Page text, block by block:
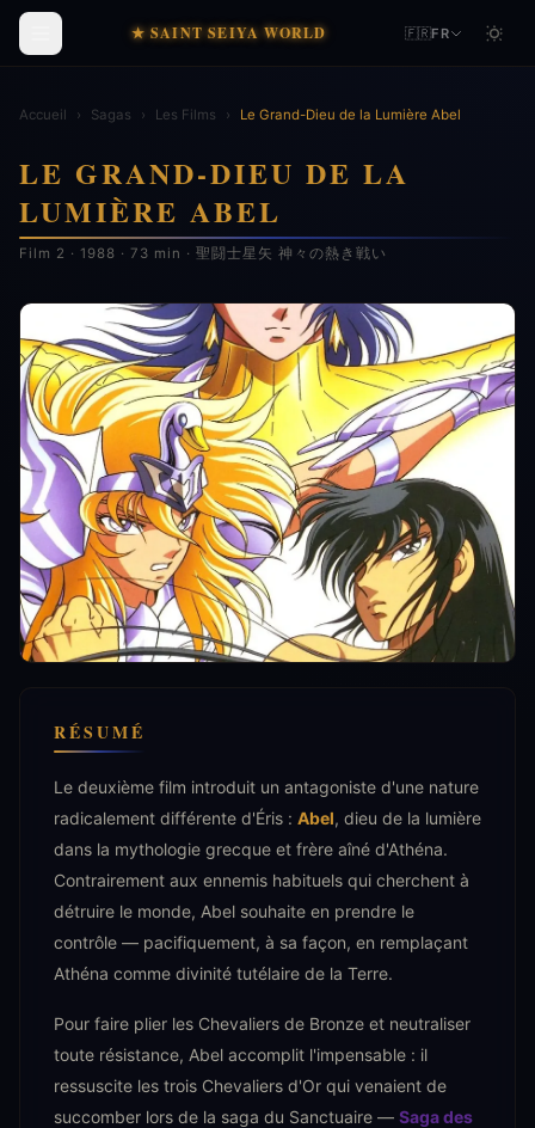
★ SAINT SEIYA WORLD 🇫🇷FR
Accueil › Sagas › Les Films › Le Grand-Dieu de la Lumière Abel
LE GRAND-DIEU DE LA
LUMIÈRE ABEL
Film 2 · 1988 · 73 min · 聖闘士星矢 神々の熱き戦い
RÉSUMÉ
Le deuxième film introduit un antagoniste d'une nature
radicalement différente d'Éris : Abel, dieu de la lumière
dans la mythologie grecque et frère aîné d'Athéna.
Contrairement aux ennemis habituels qui cherchent à
détruire le monde, Abel souhaite en prendre le
contrôle — pacifiquement, à sa façon, en remplaçant
Athéna comme divinité tutélaire de la Terre.
Pour faire plier les Chevaliers de Bronze et neutraliser
toute résistance, Abel accomplit l'impensable : il
ressuscite les trois Chevaliers d'Or qui venaient de
succomber lors de la saga du Sanctuaire — Saga des